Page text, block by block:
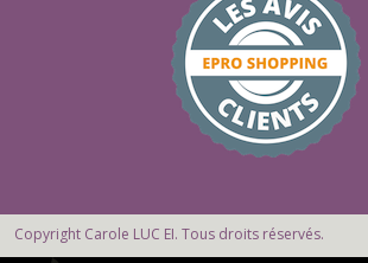
Copyright Carole LUC EI. Tous droits réservés.